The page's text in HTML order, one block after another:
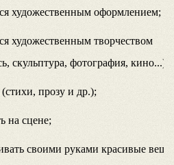
художественным оформлением;
художественным творчеством
скульптура, фотография, кино...);
(стихи, прозу и др.);
на сцене;
своими руками красивые